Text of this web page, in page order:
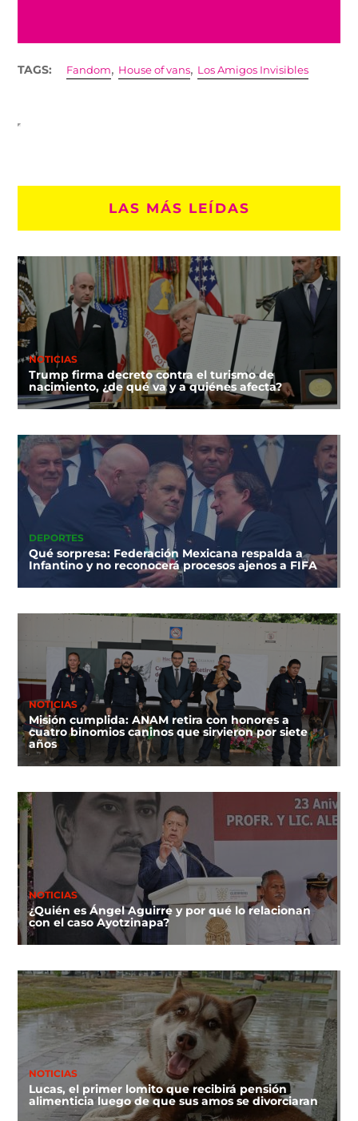
TAGS: Fandom, House of vans, Los Amigos Invisibles
LAS MÁS LEÍDAS
NOTICIAS
Trump firma decreto contra el turismo de
nacimiento, ¿de qué va y a quiénes afecta?
DEPORTES
Qué sorpresa: Federación Mexicana respalda a
Infantino y no reconocerá procesos ajenos a FIFA
NOTICIAS
Misión cumplida: ANAM retira con honores a
cuatro binomios caninos que sirvieron por siete
años
NOTICIAS
¿Quién es Ángel Aguirre y por qué lo relacionan
con el caso Ayotzinapa?
NOTICIAS
Lucas, el primer lomito que recibirá pensión
alimenticia luego de que sus amos se divorciaran